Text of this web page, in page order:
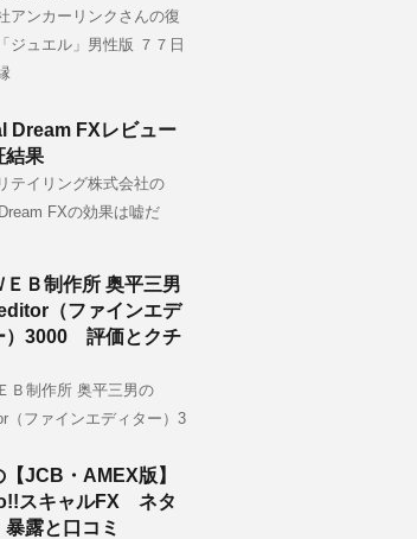
アンカーリンクさんの復
ジュエル」男性版 ７７日
Dream FXレビュー
結果
テイリング株式会社の
FXの効果は嘘だ
ＥＢ制作所 奥平三男
（ファインエデ
）3000 評価とクチ
Ｂ制作所 奥平三男の
（ファインエディター）3
【JCB・AMEX版】
スキャルFX ネタ
露と口コミ